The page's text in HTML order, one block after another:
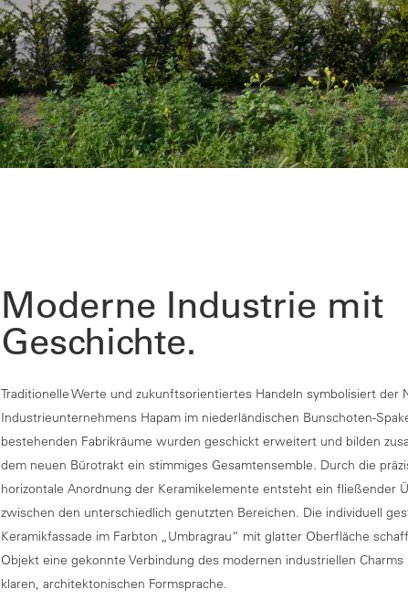
Moderne Industrie mit
Geschichte.
Traditionelle Werte und zukunftsorientiertes Handeln symbolisiert der
Industrieunternehmens Hapam im niederländischen Bunschoten-
bestehenden Fabrikräume wurden geschickt erweitert und bilden
dem neuen Bürotrakt ein stimmiges Gesamtensemble. Durch die
horizontale Anordnung der Keramikelemente entsteht ein fließender
zwischen den unterschiedlich genutzten Bereichen. Die individuell
Keramikfassade im Farbton „Umbragrau“ mit glatter Oberfläche
Objekt eine gekonnte Verbindung des modernen industriellen Charms
klaren, architektonischen Formsprache.